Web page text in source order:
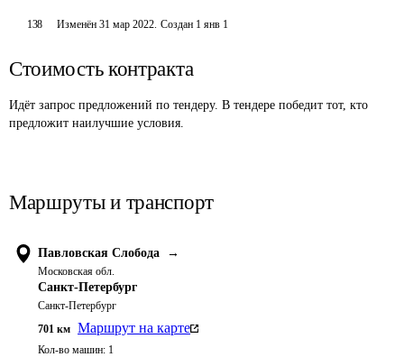
138 Изменён31 мар 2022. Создан 1 янв 1
Стоимость контракта
Идёт запрос предложений по тендеру. В тендере победит тот, кто
предложит наилучшие условия.
Маршруты и транспорт
Павловская Слобода →
Московская обл.
Санкт-Петербург
Санкт-Петербург
701 км Маршрут на карте
Кол-во машин: 1